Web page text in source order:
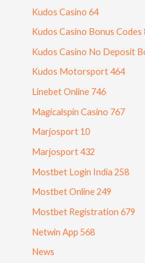
Kudos Casino 64
Kudos Casino Bonus Codes
Kudos Casino No Deposit
Kudos Motorsport 464
Linebet Online 746
Magicalspin Casino 767
Marjosport 10
Marjosport 432
Mostbet Login India 258
Mostbet Online 249
Mostbet Registration 679
Netwin App 568
News